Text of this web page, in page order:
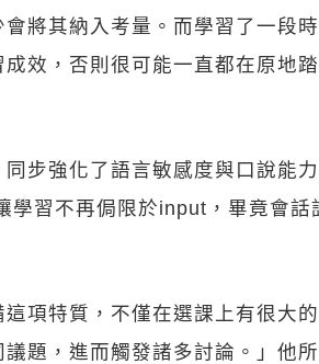
其納入考量。而學習了一段
效，否則很可能一直都在原地
強化了語言敏感度與口說能
習不再侷限於input，畢竟會
特質，不僅在選課上有很大
題，進而觸發諸多討論。」他